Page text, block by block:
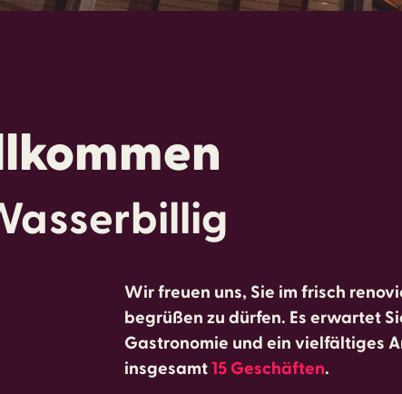
Wir freuen uns, Sie im frisch
begrüßen zu dürfen. Es erwartet
Gastronomie und ein vielfältiges
insgesamt15 Geschäften.